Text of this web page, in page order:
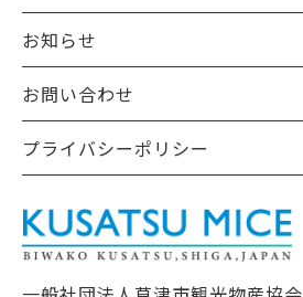
お知らせ
お問い合わせ
プライバシーポリシー